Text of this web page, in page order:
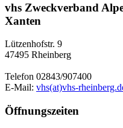
vhs Zweckverband
Xanten
Lützenhofstr. 9
47495 Rheinberg
Telefon 02843/907400
E-Mail: vhs(at)vhs-
Öffnungszeiten